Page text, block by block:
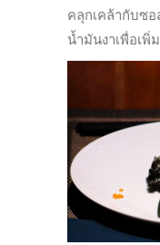
คลุกเคล้ากับซอ
น้ำมันงาเพื่อเพิ่